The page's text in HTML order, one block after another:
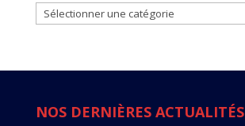
ACTUALITES
PAR
NOS DERNIÈRES ACTUALITÉS